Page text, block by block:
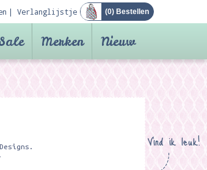
Verlanglijstje (0) Bestellen
Merken Nieuw
Vind ik leuk!